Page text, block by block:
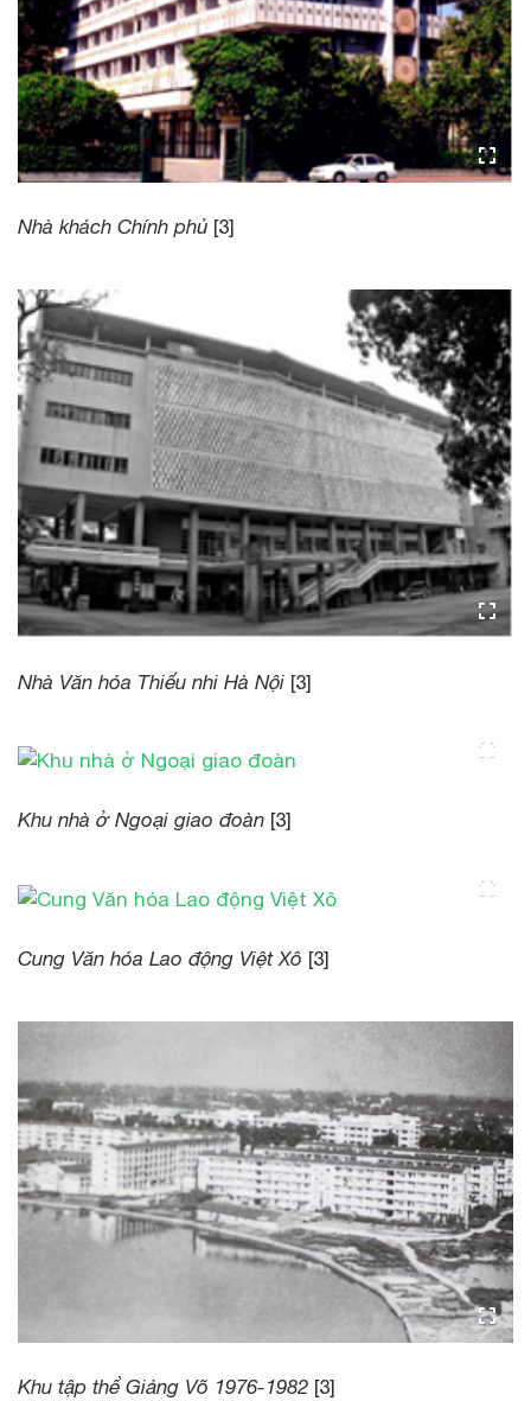
Nhà khách Chính phủ [3]
Nhà Văn hóa Thiếu nhi Hà Nội [3]
Khu nhà ở Ngoại giao đoàn [3]
Cung Văn hóa Lao động Việt Xô [3]
Khu tập thể Giảng Võ 1976-1982 [3]